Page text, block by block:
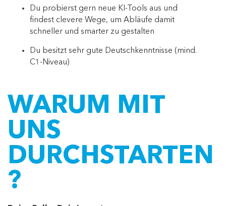
Du probierst gern neue KI-Tools aus und
findest clevere Wege, um Abläufe damit
schneller und smarter zu gestalten
Du besitzt sehr gute Deutschkenntnisse (mind.
C1-Niveau)
WARUM MIT
UNS
DURCHSTARTEN
?